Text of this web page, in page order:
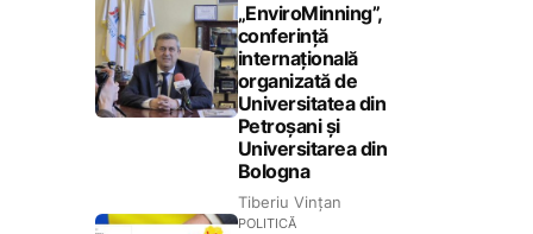
„EnviroMinning”,
conferință
internațională
organizată de
Universitatea din
Petroșani și
Universitarea din
Bologna
Tiberiu Vințan
POLITICĂ